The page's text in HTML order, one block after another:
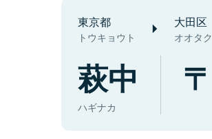
東京都
トウキョウト
大田区
オオタク
萩中
ハギナカ